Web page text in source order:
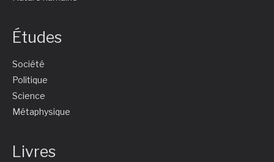
Études
Société
Politique
Science
Métaphysique
Livres